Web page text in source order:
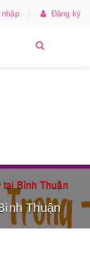
Đăng ký
tại Bình Thuận
Thuận